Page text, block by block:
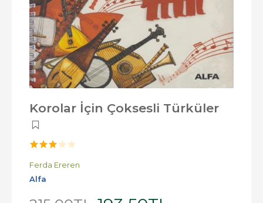
Korolar İçin Çoksesli Türküler
Ferda Ereren
Alfa